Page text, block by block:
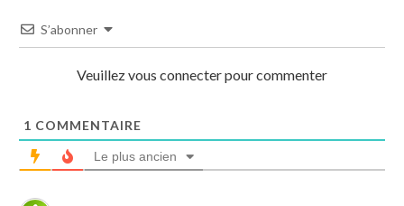
S’abonner
Veuillez vous connecter pour commenter
1 COMMENTAIRE
Le plus ancien